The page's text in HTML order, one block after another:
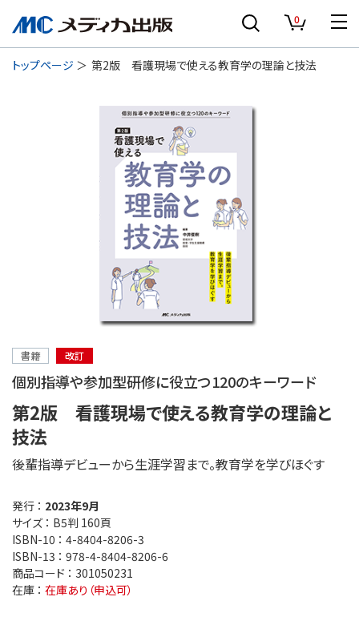
0
トップページ 第2版 看護現場で使える教育学の理論と技法
書籍 改訂
個別指導や参加型研修に役立つ120のキーワード
第2版 看護現場で使える教育学の理論と
技法
後輩指導デビューから生涯学習まで。教育学を学びほぐす
発行 ： 2023年9月
サイズ ： B5判 160頁
ISBN-10 ： 4-8404-8206-3
ISBN-13 ： 978-4-8404-8206-6
商品コード ： 301050231
在庫 ： 在庫あり（申込可）